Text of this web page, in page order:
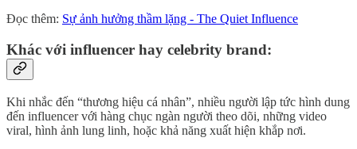
Đọc thêm: Sự ảnh hưởng thầm lặng - The Quiet Influence
Khác với influencer hay celebrity brand:
Khi nhắc đến “thương hiệu cá nhân”, nhiều người lập tức hình dung
đến influencer với hàng chục ngàn người theo dõi, những video
viral, hình ảnh lung linh, hoặc khả năng xuất hiện khắp nơi.